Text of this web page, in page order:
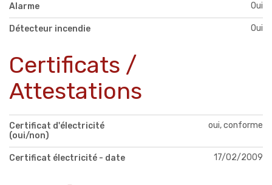
Alarme Oui
Détecteur incendie Oui
Certificats /
Attestations
Certificat d'électricité
(oui/non)
oui, conforme
Certificat électricité - date 17/02/2009